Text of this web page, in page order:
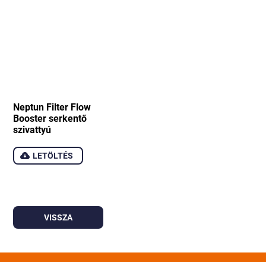
Neptun Filter Flow
Booster serkentő
szivattyú
LETÖLTÉS
VISSZA